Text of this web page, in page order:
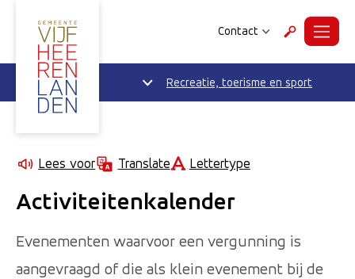
Contact ZoekenMenu
Recreatie, toerisme en sport
Lees voor Translate Lettertype
Activiteitenkalender
Evenementen waarvoor een vergunning is
aangevraagd of die als klein evenement bij de